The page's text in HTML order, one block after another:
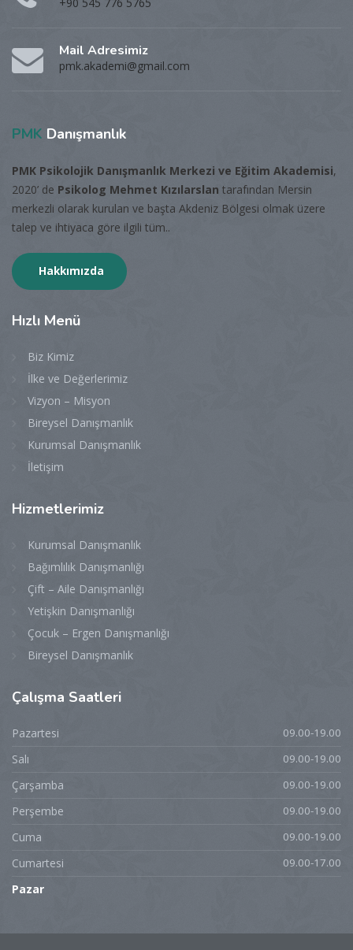
Mail Adresimiz
pmk.akademi@gmail.com
PMK Danışmanlık
PMK Psikolojik Danışmanlık Merkezi ve Eğitim Akademisi,
2020’ de Psikolog Mehmet Kızılarslan tarafından Mersin
merkezli olarak kurulan ve başta Akdeniz Bölgesi olmak üzere
talep ve ihtiyaca göre ilgili tüm..
Hakkımızda
Hızlı Menü
Biz Kimiz
İlke ve Değerlerimiz
Vizyon – Misyon
Bireysel Danışmanlık
Kurumsal Danışmanlık
İletişim
Hizmetlerimiz
Kurumsal Danışmanlık
Bağımlılık Danışmanlığı
Çift – Aile Danışmanlığı
Yetişkin Danışmanlığı
Çocuk – Ergen Danışmanlığı
Bireysel Danışmanlık
Çalışma Saatleri
Pazartesi 09.00-19.00
Salı 09.00-19.00
Çarşamba 09.00-19.00
Perşembe 09.00-19.00
Cuma 09.00-19.00
Cumartesi 09.00-17.00
Pazar